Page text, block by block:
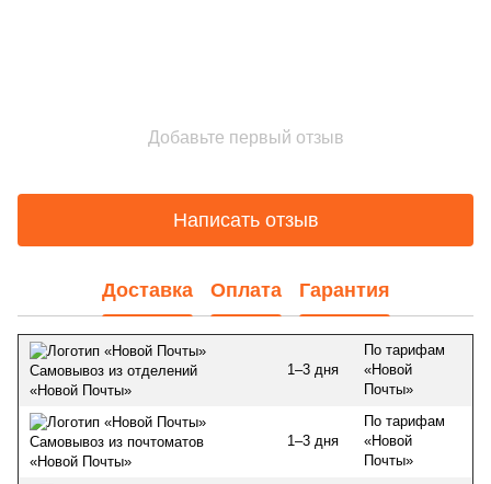
Добавьте первый отзыв
Написать отзыв
Доставка Оплата Гарантия
Самовывоз из отделений
«Новой Почты»
1–3 дня
По тарифам
«Новой
Почты»
Самовывоз из почтоматов
«Новой Почты»
1–3 дня
По тарифам
«Новой
Почты»